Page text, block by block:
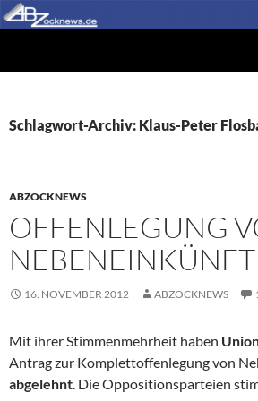
Zum
Inhalt
Schlagwort-Archiv: Klaus-Peter
ABZOCKNEWS
OFFENLEGUNG
16. NOVEMBER 2012 ABZOCKNEWS
Mit ihrer Stimmenmehrheit haben
Antrag zur Komplettoffenlegung von
abgelehnt. Die Oppositionsparteien